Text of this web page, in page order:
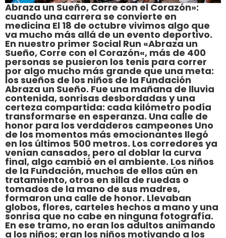
Abraza un Sueño, Corre con el Corazón»:
cuando una carrera se convierte en
medicina El 18 de octubre vivimos algo que
va mucho más allá de un evento deportivo.
En nuestro primer Social Run «Abraza un
Sueño, Corre con el Corazón«, más de 400
personas se pusieron los tenis para correr
por algo mucho más grande que una meta:
los sueños de los niños de la Fundación
Abraza un Sueño. Fue una mañana de lluvia
contenida, sonrisas desbordadas y una
certeza compartida: cada kilómetro podía
transformarse en esperanza. Una calle de
honor para los verdaderos campeones Uno
de los momentos más emocionantes llegó
en los últimos 500 metros. Los corredores ya
venían cansados, pero al doblar la curva
final, algo cambió en el ambiente. Los niños
de la Fundación, muchos de ellos aún en
tratamiento, otros en silla de ruedas o
tomados de la mano de sus madres,
formaron una calle de honor. Llevaban
globos, flores, carteles hechos a mano y una
sonrisa que no cabe en ninguna fotografía.
En ese tramo, no eran los adultos animando
a los niños; eran los niños motivando a los